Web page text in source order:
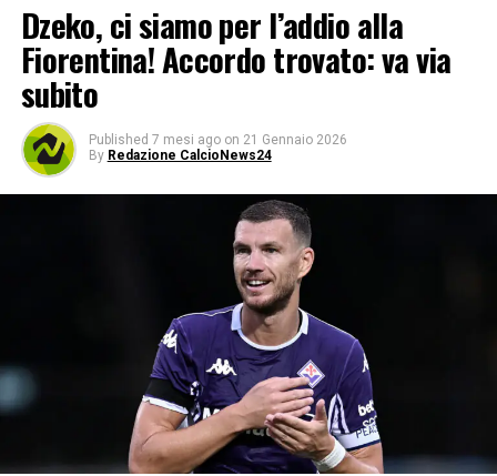
Dzeko, ci siamo per l’addio alla
Fiorentina! Accordo trovato: va via
subito
Published 7 mesi ago on 21 Gennaio 2026
By Redazione CalcioNews24